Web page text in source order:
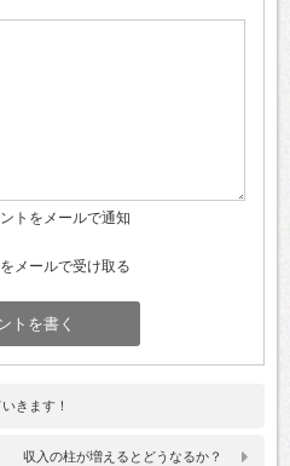
トをメールで通知
メールで受け取る
きます！
収入の柱が増えるとどうなるか？